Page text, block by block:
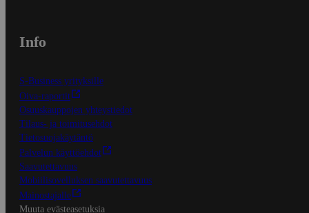
Info
S-Business yrityksille
Oiva-raportit
Osuuskauppojen yhteystiedot
Tilaus- ja toimitusehdot
Tietosuojakäytäntö
Palvelun käyttöehdot
Saavutettavuus
Mobiilisovelluksen saavutettavuus
Mainostajalle
Muuta evästeasetuksia